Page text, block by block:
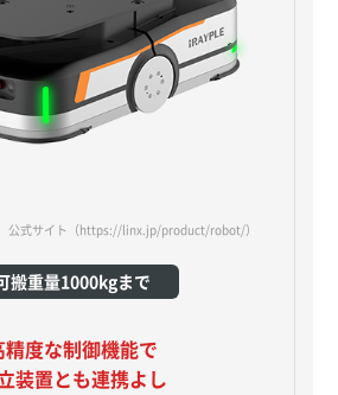
公式サイト （https://linx.jp/product/robot/）
搬重量1000kgまで
精度な制御機能で
装置とも連携よし